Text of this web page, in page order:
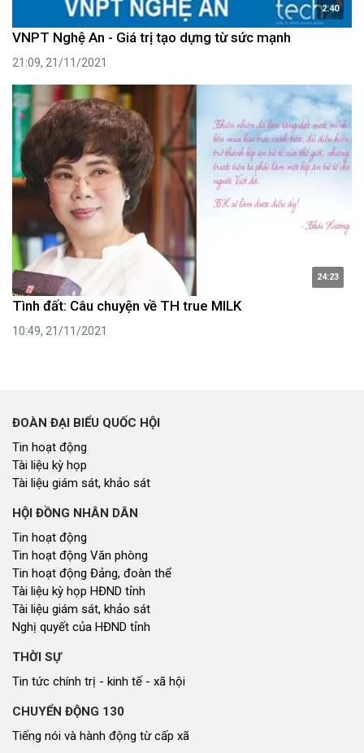
2:40
VNPT Nghệ An - Giá trị tạo dựng từ sức mạnh
21:09, 21/11/2021
24:23
Tình đất: Câu chuyện về TH true MILK
10:49, 21/11/2021
ĐOÀN ĐẠI BIỂU QUỐC HỘI
Tin hoạt động
Tài liệu kỳ họp
Tài liệu giám sát, khảo sát
HỘI ĐỒNG NHÂN DÂN
Tin hoạt động
Tin hoạt động Văn phòng
Tin hoạt động Đảng, đoàn thể
Tài liệu kỳ họp HĐND tỉnh
Tài liệu giám sát, khảo sát
Nghị quyết của HĐND tỉnh
THỜI SỰ
Tin tức chính trị - kinh tế - xã hội
CHUYỂN ĐỘNG 130
Tiếng nói và hành động từ cấp xã